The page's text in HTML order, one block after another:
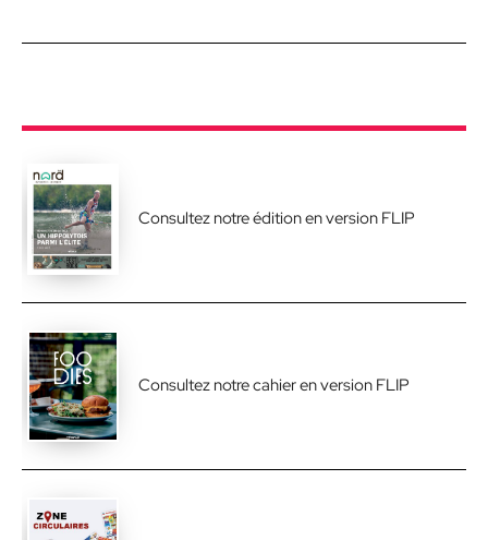
Consultez notre édition en version FLIP
Consultez notre cahier en version FLIP